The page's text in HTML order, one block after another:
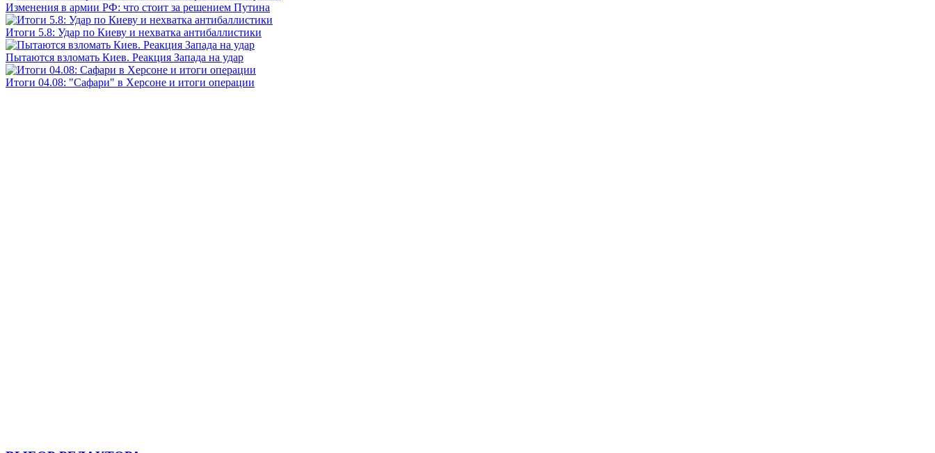
Изменения в армии РФ: что стоит за решением Путина
Итоги 5.8: Удар по Киеву и нехватка антибаллистики
Пытаются взломать Киев. Реакция Запада на удар
Итоги 04.08: "Сафари" в Херсоне и итоги операции